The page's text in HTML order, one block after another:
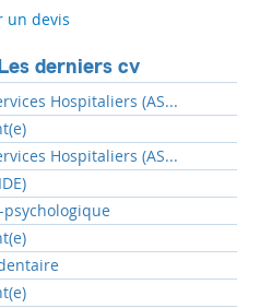
un devis
derniers cv
Hospitaliers (AS...
Hospitaliers (AS...